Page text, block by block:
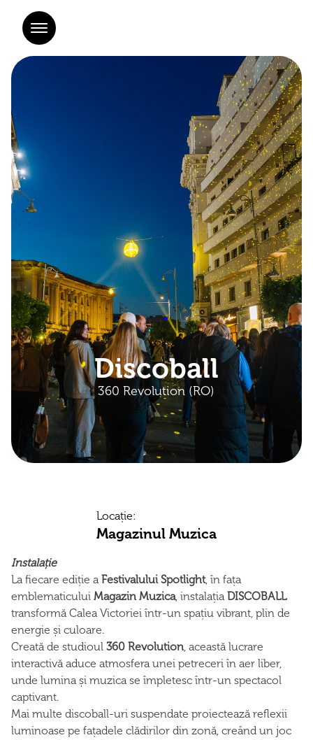
Discoball
360 Revolution (RO)
Locație:
Magazinul Muzica
Instalație
La fiecare ediție a Festivalului Spotlight, în fața
emblematicului Magazin Muzica, instalația DISCOBALL
transformă Calea Victoriei într-un spațiu vibrant, plin de
energie și culoare.
Creată de studioul 360 Revolution, această lucrare
interactivă aduce atmosfera unei petreceri în aer liber,
unde lumina și muzica se împletesc într-un spectacol
captivant.
Mai multe discoball-uri suspendate proiectează reflexii
luminoase pe fațadele clădirilor din zonă, creând un joc